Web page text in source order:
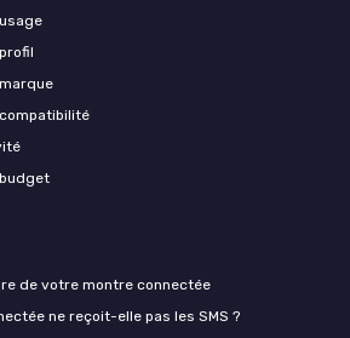
de votre montre connectée
ne reçoit-elle pas les SMS ?